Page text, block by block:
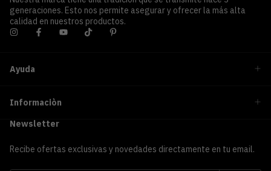
generaciones. Esto nos permite asegurar y ofrecer la más alta
calidad en nuestros productos.
Ayuda
Informaciòn
Newsletter
Recibe ofertas exclusivas y novedades directamente en tu email.